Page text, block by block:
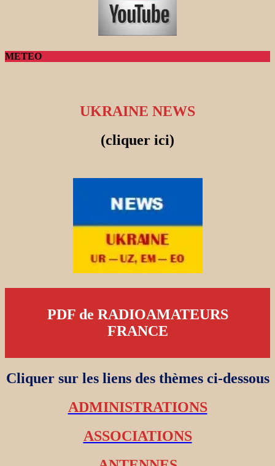
METEO
UKRAINE NEWS
(cliquer ici)
PDF de RADIOAMATEURS
FRANCE
Cliquer sur les liens des thèmes ci-dessous
ADMINISTRATIONS
ASSOCIATIONS